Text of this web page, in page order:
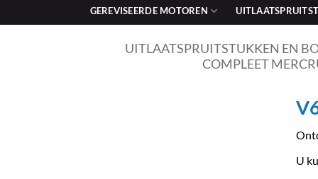
GEREVISEERDE MOTOREN
UITLAATSPRUITSTUKKEN EN
COMPLEET
U